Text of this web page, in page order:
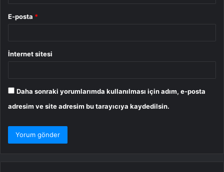
E-posta *
İnternet sitesi
Daha sonraki yorumlarımda kullanılması için adım, e-posta
adresim ve site adresim bu tarayıcıya kaydedilsin.